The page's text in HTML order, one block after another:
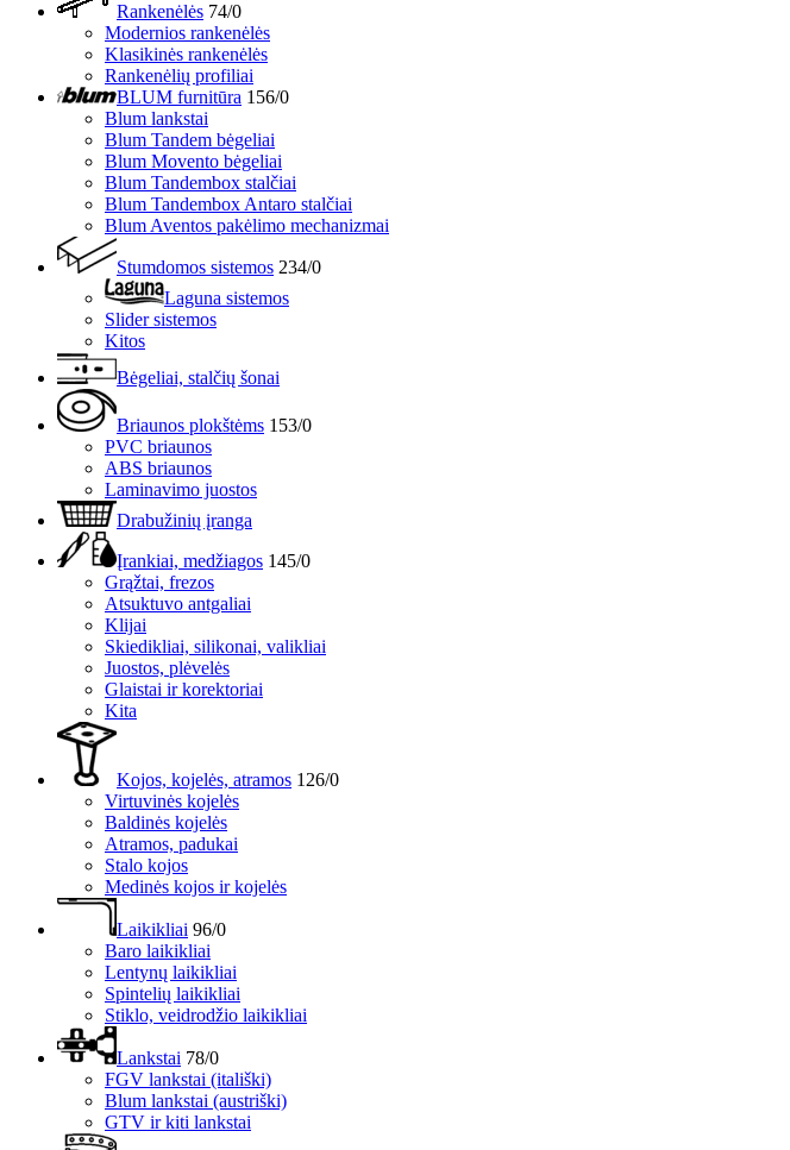
Rankenėlės 74/0
Modernios rankenėlės
Klasikinės rankenėlės
Rankenėlių profiliai
BLUM furnitūra 156/0
Blum lankstai
Blum Tandem bėgeliai
Blum Movento bėgeliai
Blum Tandembox stalčiai
Blum Tandembox Antaro stalčiai
Blum Aventos pakėlimo mechanizmai
Stumdomos sistemos 234/0
Laguna sistemos
Slider sistemos
Kitos
Bėgeliai, stalčių šonai
Briaunos plokštėms 153/0
PVC briaunos
ABS briaunos
Laminavimo juostos
Drabužinių įranga
Įrankiai, medžiagos 145/0
Grąžtai, frezos
Atsuktuvo antgaliai
Klijai
Skiedikliai, silikonai, valikliai
Juostos, plėvelės
Glaistai ir korektoriai
Kita
Kojos, kojelės, atramos 126/0
Virtuvinės kojelės
Baldinės kojelės
Atramos, padukai
Stalo kojos
Medinės kojos ir kojelės
Laikikliai 96/0
Baro laikikliai
Lentynų laikikliai
Spintelių laikikliai
Stiklo, veidrodžio laikikliai
Lankstai 78/0
FGV lankstai (itališki)
Blum lankstai (austriški)
GTV ir kiti lankstai